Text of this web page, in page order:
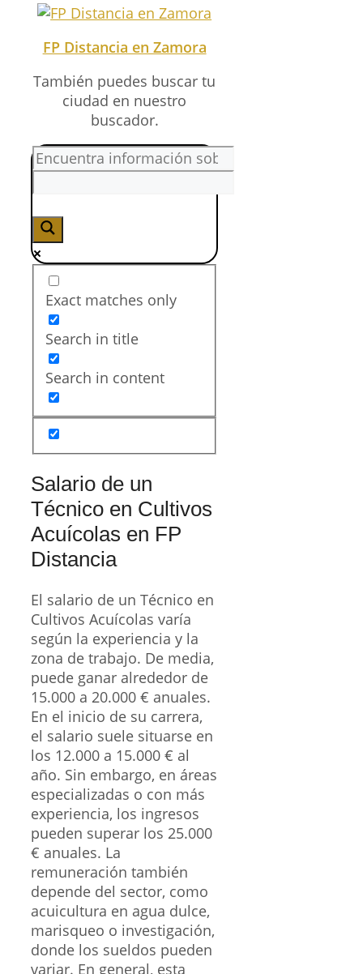
FP Distancia en Zamora
También puedes buscar tu
ciudad en nuestro
buscador.
Exact matches only
Search in title
Search in content
Salario de un
Técnico en Cultivos
Acuícolas en FP
Distancia
El salario de un Técnico en
Cultivos Acuícolas varía
según la experiencia y la
zona de trabajo. De media,
puede ganar alrededor de
15.000 a 20.000 € anuales.
En el inicio de su carrera,
el salario suele situarse en
los 12.000 a 15.000 € al
año. Sin embargo, en áreas
especializadas o con más
experiencia, los ingresos
pueden superar los 25.000
€ anuales. La
remuneración también
depende del sector, como
acuicultura en agua dulce,
marisqueo o investigación,
donde los sueldos pueden
variar. En general, esta